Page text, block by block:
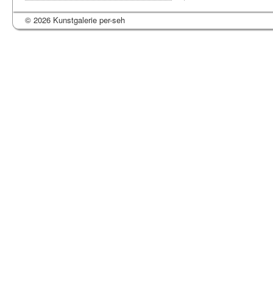
© 2026 Kunstgalerie per-seh